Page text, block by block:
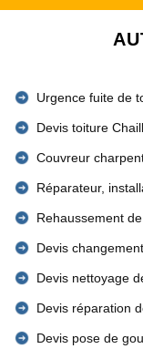
Urgence fuite de
Devis toiture
Couvreur
Réparateur,
Rehaussement
Devis
Devis nettoyage
Devis réparation
Devis pose de